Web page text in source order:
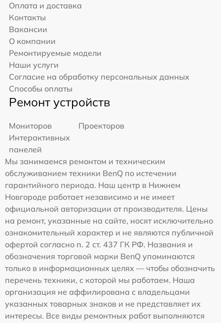
Оплата и доставка
Контакты
Вакансии
О компании
Ремонтируемые модели
Наши услуги
Согласие на обработку персональных данных
Способы оплаты
Ремонт устройств
Мониторов
Проекторов
Интерактивных
панелей
Мы занимаемся ремонтом и техническим
обслуживанием техники BenQ по истечении
гарантийного периода. Наш центр в Нижнем
Новгороде работает независимо и не имеет
официальной авторизации от производителя. Цены
на ремонт, указанные на сайте, носят исключительно
ознакомительный характер и не являются публичной
офертой согласно п. 2 ст. 437 ГК РФ. Названия и
обозначения торговой марки BenQ упоминаются
только в информационных целях — чтобы обозначить
перечень техники, с которой мы работаем. Наша
организация не аффилирована с владельцами
указанных товарных знаков и не представляет их
интересы. Все виды ремонтных работ выполняются